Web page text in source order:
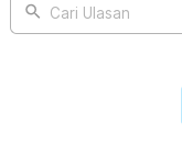
Cari Ulasan